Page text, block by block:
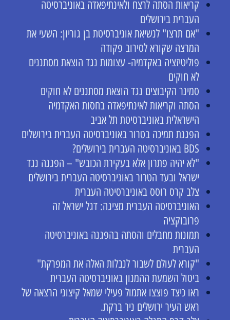
קריאות הסתה לרצח ולאינתיפאדה באוניברסיטה
העברית בירושלים
"אם תרצו" לנשיאת אוניברסיטת בן גוריון: השעי את
המרצה שקורא לסירוב פקודה
פוליטיזציה באקדמיה- עצומות נגד הוצאת מסתננים
לא חוקים
סמינר הקיבוצים נגד הוצאת מסתננים לא חוקים
הסתה וקריאות לאינתיפאדה בחסות האקדמיה
הישראלית באוניברסיטת תל אביב
הפגנת תמיכה בטרור באוניברסיטה העברית בירושלים
BDS באוניברסיטה העברית בירושלים?
"לא יהיה פתרון אלא בעקירת הכובש" – הפגנה נגד
ישראל ובעד הטרור באוניברסיטה העברית בירושלים
צלב קרס רוסס באוניברסיטה העברית
האוניברסיטה העברית מציגה: דגל ישראל זה
פרובוקציה
תמונות מחבלים והסתה בהפגנה באוניברסיטה
העברית
"קורא לעולם לשבור לנבלות האלה את המפרקת"
ביטול השמעת ההמנון באוניברסיטה העברית
ראו כיצד פוצצו אתמול פעילי שמאל קיצוני הרצאה של
ראש העיר ירושלים ניר ברקת.